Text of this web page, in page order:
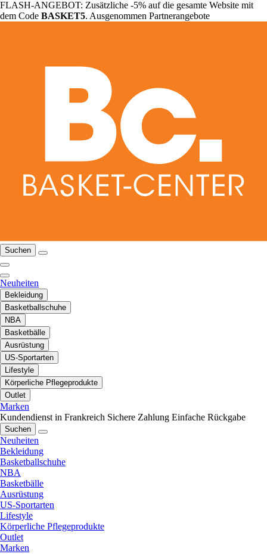
FLASH-ANGEBOT: Zusätzliche -5% auf die gesamte Website mit
dem Code BASKET5. Ausgenommen Partnerangebote
Suchen
Neuheiten
Bekleidung
Basketballschuhe
NBA
Basketbälle
Ausrüstung
US-Sportarten
Lifestyle
Körperliche Pflegeprodukte
Outlet
Marken
Kundendienst in Frankreich Sichere Zahlung Einfache Rückgabe
Suchen
Neuheiten
Bekleidung
Basketballschuhe
NBA
Basketbälle
Ausrüstung
US-Sportarten
Lifestyle
Körperliche Pflegeprodukte
Outlet
Marken